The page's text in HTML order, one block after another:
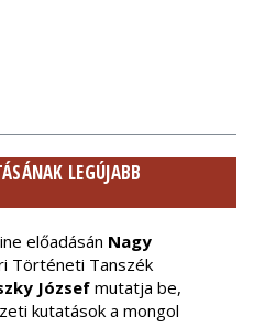
LEGÚJABB
előadásán Nagy
Történeti Tanszék
József mutatja be,
kutatások a mongol